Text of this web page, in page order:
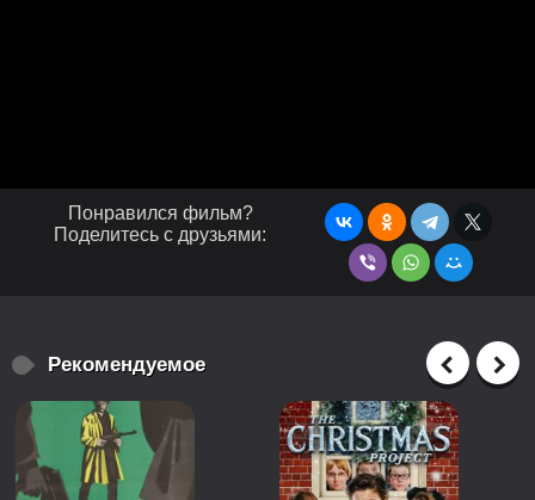
Понравился фильм?
Поделитесь с друзьями:
Рекомендуемое